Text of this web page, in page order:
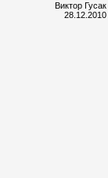
Виктор Гусак
28.12.2010